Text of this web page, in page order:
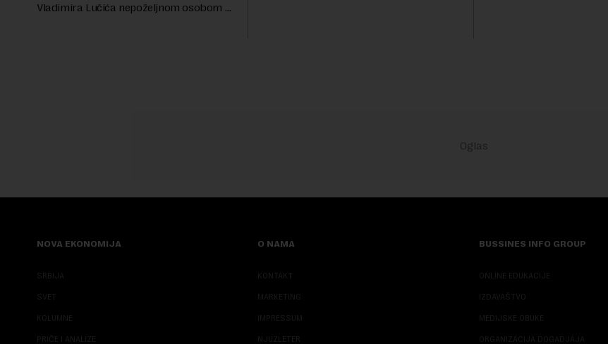
Vladimira Lučića nepoželjnom osobom i
NOVA EKONOMIJA
SRBIJA
SVET
KOLUMNE
PRIČE I ANALIZE
O NAMA
KONTAKT
MARKETING
IMPRESSUM
NJUZLETER
BUSSINES INFO GROUP
ONLINE EDUKACIJE
IZDAVAŠTVO
MEDIJSKE OBUKE
ORGANIZACIJA DOGADJAJA